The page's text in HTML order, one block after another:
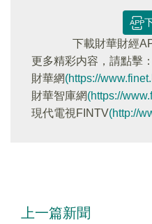
下載財華財經
更多精彩内容，請點擊：
財華網(https://
財華智庫網(https://
現代電視FINTV(http://
上一篇新聞